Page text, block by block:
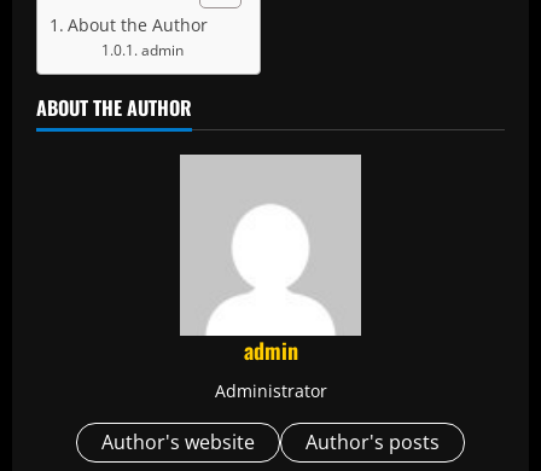
About the Author
admin
ABOUT THE AUTHOR
admin
Administrator
Author's website Author's posts